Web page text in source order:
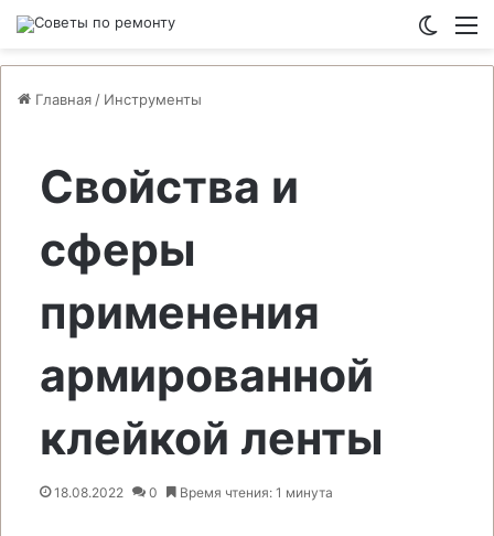
Главная / Инструменты
Свойства и
сферы
применения
армированной
клейкой ленты
18.08.2022 0 Время чтения: 1 минута